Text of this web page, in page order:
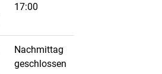
17:00
Nachmittag
geschlossen